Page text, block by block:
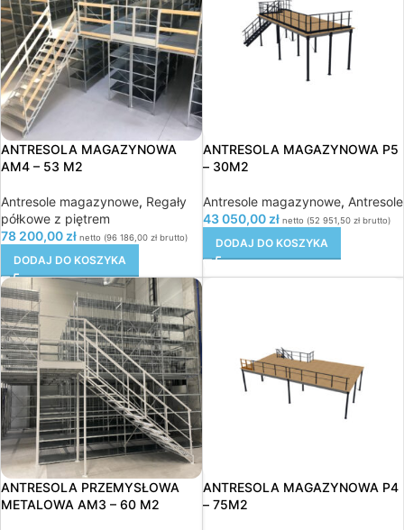
ANTRESOLA MAGAZYNOWA
AM4 – 53 M2
Antresole magazynowe, Regały
półkowe z piętrem
78 200,00 zł netto (96 186,00 zł brutto)
DODAJ DO KOSZYKA
ANTRESOLA MAGAZYNOWA P5
– 30M2
Antresole magazynowe, Antresole
43 050,00 zł netto (52 951,50 złbrutto)
DODAJ DO KOSZYKA
ANTRESOLA PRZEMYSŁOWA
METALOWA AM3 – 60 M2
ANTRESOLA MAGAZYNOWA P4
– 75M2